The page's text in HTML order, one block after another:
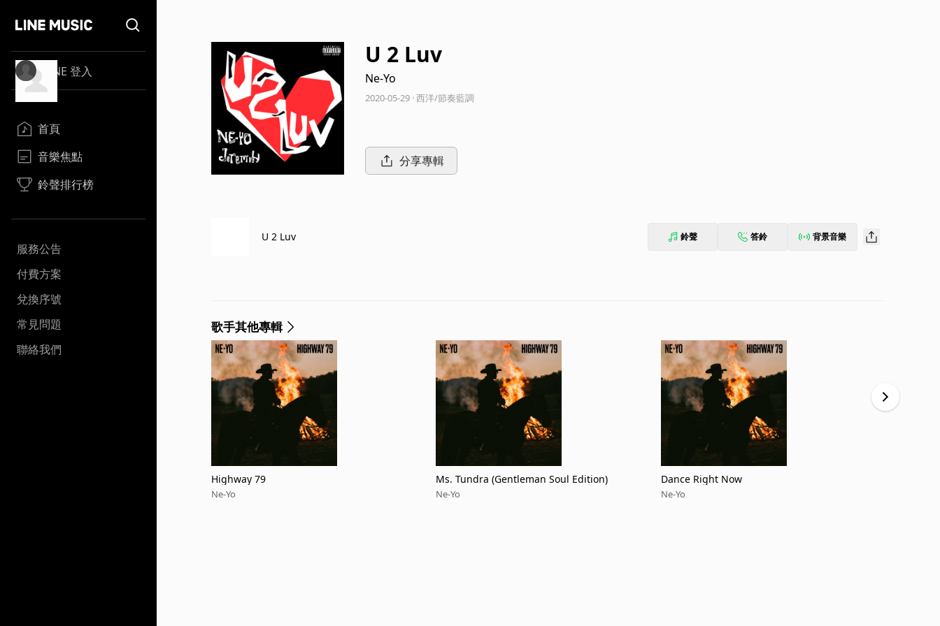
LINE 登入
首頁
音樂焦點
鈴聲排行榜
服務公告
付費方案
兌換序號
常見問題
聯絡我們
U 2 Luv
Ne-Yo
2020-05-29 · 西洋/節奏藍調
分享專輯
U 2 Luv 鈴聲 答鈴 背景音樂
歌手其他專輯
Highway 79
Ne-Yo
Ms. Tundra (Gentleman Soul Edition)
Ne-Yo
Dance Right Now
Ne-Yo